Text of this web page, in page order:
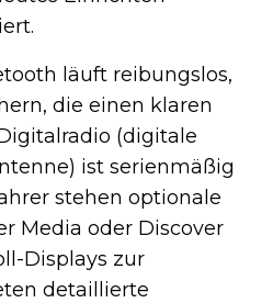
läuft reibungslos,
die einen klaren
(digitale
ist serienmäßig
stehen optionale
Media oder Discover
Displays zur
detaillierte